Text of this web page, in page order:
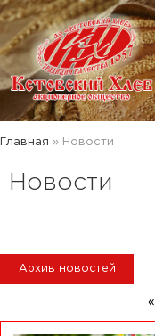
Главная » Новости
Новости
Архив новостей
«